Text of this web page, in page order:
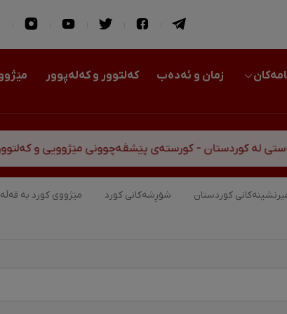
زمان و ئەدەب کەلتوور و کەلەپوور
- کورستەی پێشڤەچوونی مێژوویی و کەلتووری-سیاسی
کوردستان شۆڕشەکانی کورد مێژووی کورد بە